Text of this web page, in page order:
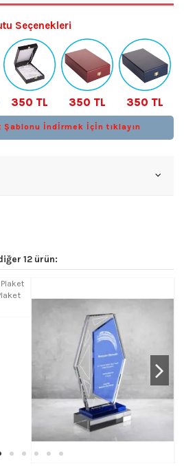
Seçenekleri
350 TL 350 TL 350 TL
İndİrmek İçİn tıklayın
12 ürün: